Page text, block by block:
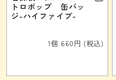
トロポップ 缶バッ
ジ-ハイファイブ-
1個 660円 (税込)